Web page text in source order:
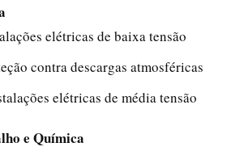
elétricas de baixa tensão
contra descargas atmosféricas
elétricas de média tensão
e Química